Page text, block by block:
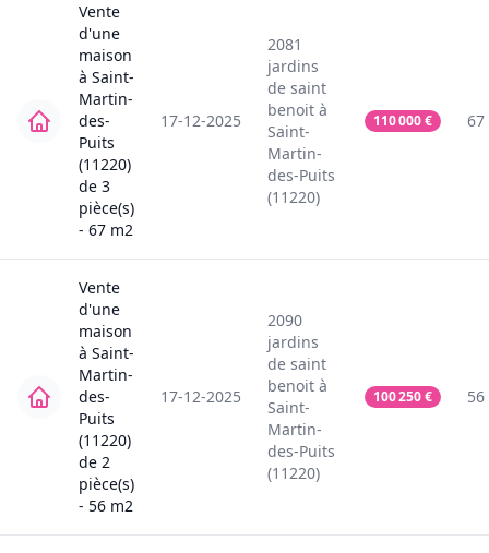
Vente
d'une
maison
à Saint-
Martin-
des-
Puits
(11220)
de 3
pièce(s)
- 67 m2
17-12-2025
2081
jardins
de saint
benoit à
Saint-
Martin-
des-Puits
(11220)
110 000€ 67
Vente
d'une
maison
à Saint-
Martin-
des-
Puits
(11220)
de 2
pièce(s)
- 56 m2
17-12-2025
2090
jardins
de saint
benoit à
Saint-
Martin-
des-Puits
(11220)
100 250€ 56